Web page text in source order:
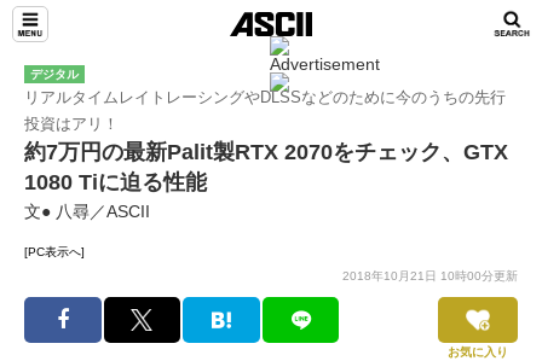
デジタル
リアルタイムレイトレーシングやDLSSなどのために今のうちの先行
投資はアリ！
約7万円の最新Palit製RTX 2070をチェック、GTX
1080 Tiに迫る性能
文● 八尋／ASCII
[PC表示へ]
2018年10月21日 10時00分更新
お気に入り